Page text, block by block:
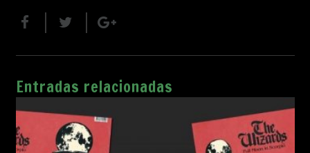
Entradas relacionadas